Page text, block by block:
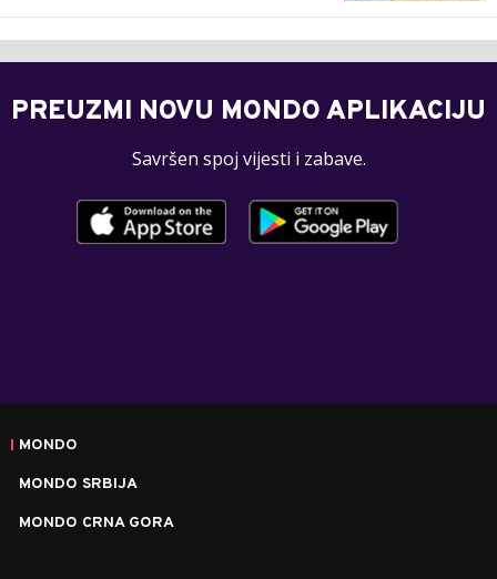
PREUZMI NOVU MONDO APLIKACIJU
Savršen spoj vijesti i zabave.
MONDO
MONDO SRBIJA
MONDO CRNA GORA